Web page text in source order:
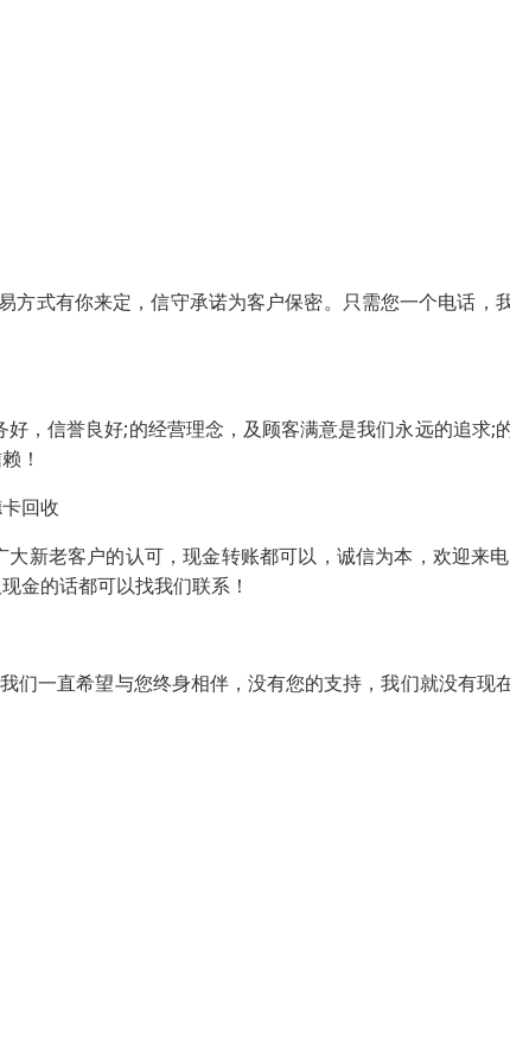
方式有你来定，信守承诺为客户保密。只需您一个电话，
，信誉良好;的经营理念，及顾客满意是我们永远的追求;
！
回收
新老客户的认可，现金转账都可以，诚信为本，欢迎来
金的话都可以找我们联系！
们一直希望与您终身相伴，没有您的支持，我们就没有现